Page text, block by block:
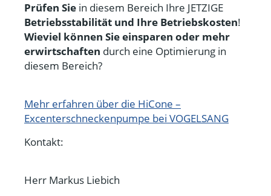
Prüfen Sie in diesem Bereich Ihre JETZIGE
Betriebsstabilität und Ihre Betriebskosten!
Wieviel können Sie einsparen oder mehr
erwirtschaften durch eine Optimierung in
diesem Bereich?
Mehr erfahren über die HiCone –
Excenterschneckenpumpe bei VOGELSANG
Kontakt:
Herr Markus Liebich